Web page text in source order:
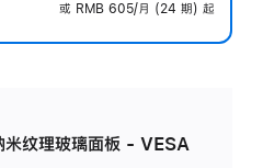
或 RMB 605/月 (24 期) 起
纹理玻璃面板 - VESA